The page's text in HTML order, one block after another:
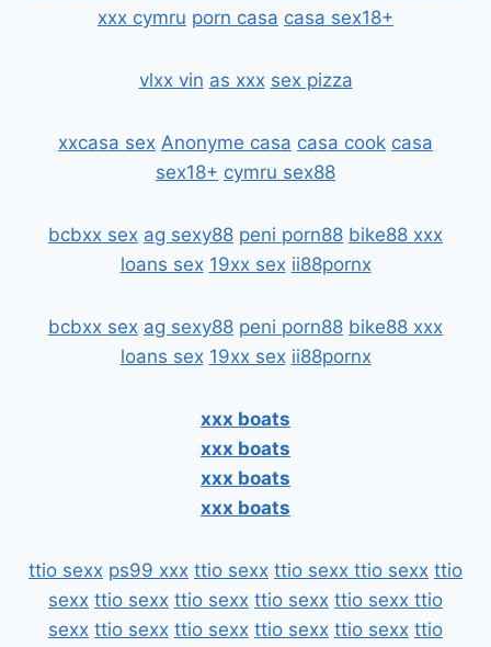
xxx cymru porn casa casa sex18+
vlxx vin as xxx sex pizza
xxcasa sex Anonyme casa casa cook casa
sex18+ cymru sex88
bcbxx sex ag sexy88 peni porn88 bike88 xxx
loans sex 19xx sex ii88pornx
bcbxx sex ag sexy88 peni porn88 bike88 xxx
loans sex 19xx sex ii88pornx
xxx boats
xxx boats
xxx boats
xxx boats
ttio sexx ps99 xxx ttio sexx ttio sexx ttio sexx ttio
sexx ttio sexx ttio sexx ttio sexx ttio sexx ttio
sexx ttio sexx ttio sexx ttio sexx ttio sexx ttio